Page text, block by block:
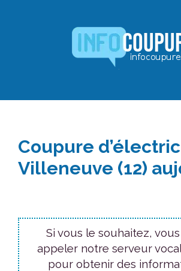
Coupure
Villeneuve (12)
Si vous le souhaitez,
appeler notre serveur
pour obtenir des